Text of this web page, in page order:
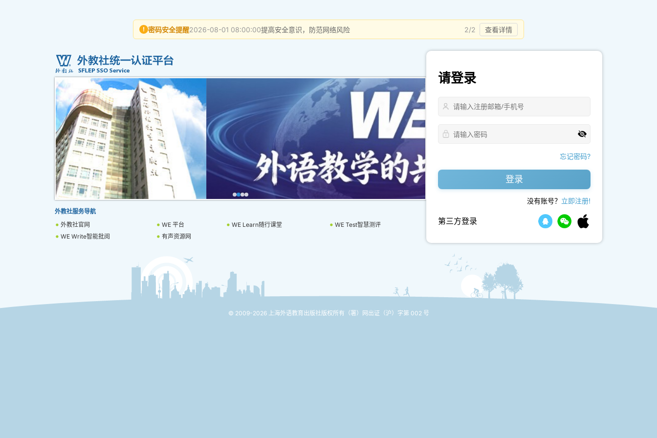
! 密码安全提醒2026-08-01 08:00:00提高安全意识，防范网络风险 2/2 查看详情
外教社服务导航
外教社官网
WE 平台 WE Learn随行课堂
WE Test智慧测评
WE Write智能批阅
有声资源网
请登录
忘记密码?
登录
没有账号？ 立即注册!
第三方登录
© 2009-2026 上海外语教育出版社版权所有 （署）网出证（沪）字第 002 号